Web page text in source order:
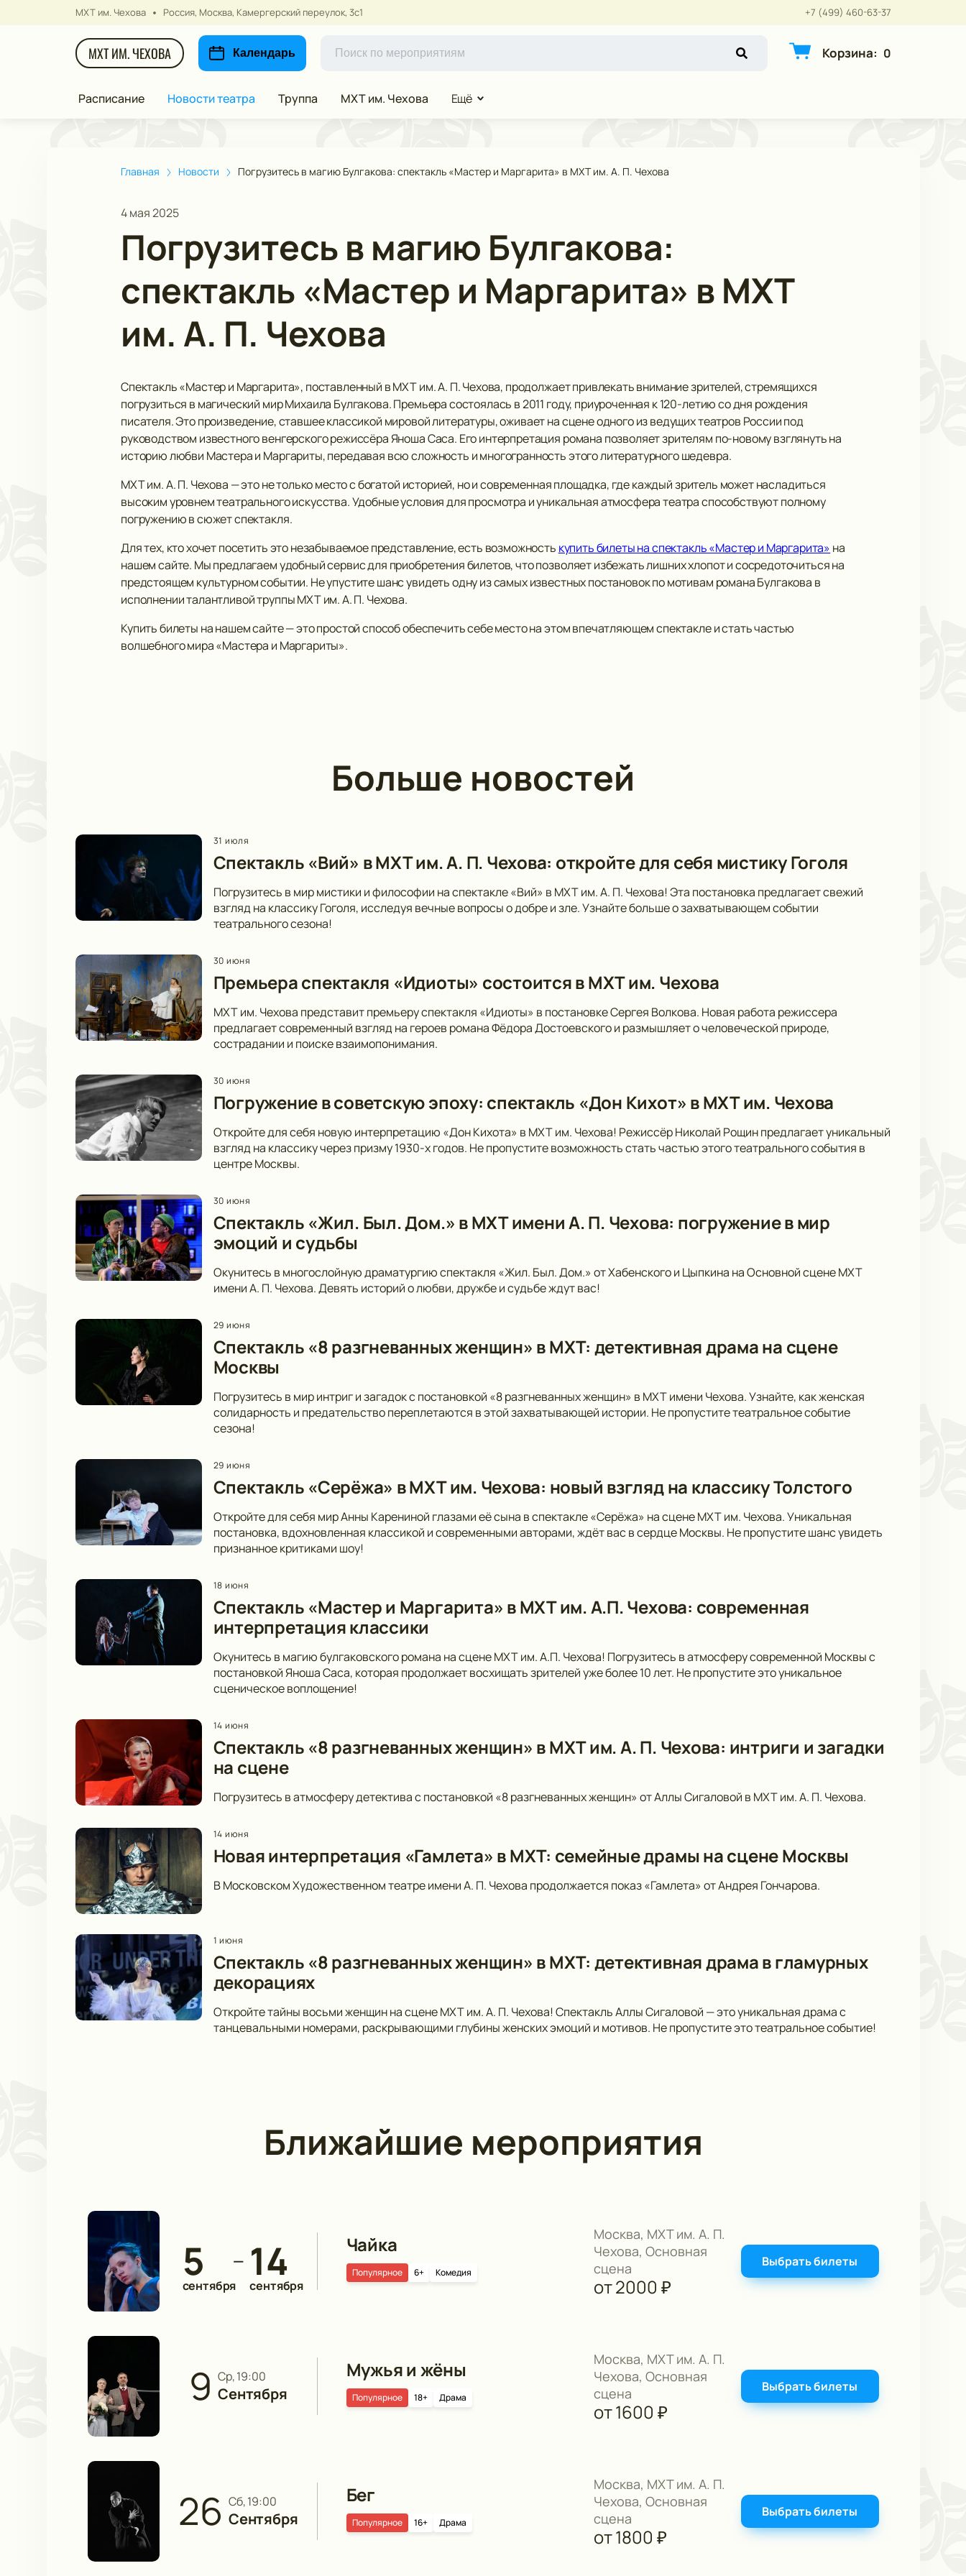
МХТ им. Чехова Россия, Москва, Камергерский переулок, 3с1 +7 (499) 460-63-37
МХТ ИМ. ЧЕХОВА Календарь Корзина: 0
Расписание Новости театра Труппа МХТ им. Чехова Ещё
Главная Новости Погрузитесь в магию Булгакова: спектакль «Мастер и Маргарита» в МХТ им. А. П. Чехова
4 мая 2025
Погрузитесь в магию Булгакова:
спектакль «Мастер и Маргарита» в МХТ
им. А. П. Чехова
Спектакль «Мастер и Маргарита», поставленный в МХТ им. А. П. Чехова, продолжает привлекать внимание зрителей, стремящихся
погрузиться в магический мир Михаила Булгакова. Премьера состоялась в 2011 году, приуроченная к 120-летию со дня рождения
писателя. Это произведение, ставшее классикой мировой литературы, оживает на сцене одного из ведущих театров России под
руководством известного венгерского режиссёра Яноша Саса. Его интерпретация романа позволяет зрителям по-новому взглянуть на
историю любви Мастера и Маргариты, передавая всю сложность и многогранность этого литературного шедевра.
МХТ им. А. П. Чехова — это не только место с богатой историей, но и современная площадка, где каждый зритель может насладиться
высоким уровнем театрального искусства. Удобные условия для просмотра и уникальная атмосфера театра способствуют полному
погружению в сюжет спектакля.
Для тех, кто хочет посетить это незабываемое представление, есть возможность купить билеты на спектакль «Мастер и Маргарита» на
нашем сайте. Мы предлагаем удобный сервис для приобретения билетов, что позволяет избежать лишних хлопот и сосредоточиться на
предстоящем культурном событии. Не упустите шанс увидеть одну из самых известных постановок по мотивам романа Булгакова в
исполнении талантливой труппы МХТ им. А. П. Чехова.
Купить билеты на нашем сайте — это простой способ обеспечить себе место на этом впечатляющем спектакле и стать частью
волшебного мира «Мастера и Маргариты».
Больше новостей
31 июля
Спектакль «Вий» в МХТ им. А. П. Чехова: откройте для себя мистику Гоголя
Погрузитесь в мир мистики и философии на спектакле «Вий» в МХТ им. А. П. Чехова! Эта постановка предлагает свежий
взгляд на классику Гоголя, исследуя вечные вопросы о добре и зле. Узнайте больше о захватывающем событии
театрального сезона!
30 июня
Премьера спектакля «Идиоты» состоится в МХТ им. Чехова
МХТ им. Чехова представит премьеру спектакля «Идиоты» в постановке Сергея Волкова. Новая работа режиссера
предлагает современный взгляд на героев романа Фёдора Достоевского и размышляет о человеческой природе,
сострадании и поиске взаимопонимания.
30 июня
Погружение в советскую эпоху: спектакль «Дон Кихот» в МХТ им. Чехова
Откройте для себя новую интерпретацию «Дон Кихота» в МХТ им. Чехова! Режиссёр Николай Рощин предлагает уникальный
взгляд на классику через призму 1930-х годов. Не пропустите возможность стать частью этого театрального события в
центре Москвы.
30 июня
Спектакль «Жил. Был. Дом.» в МХТ имени А. П. Чехова: погружение в мир
эмоций и судьбы
Окунитесь в многослойную драматургию спектакля «Жил. Был. Дом.» от Хабенского и Цыпкина на Основной сцене МХТ
имени А. П. Чехова. Девять историй о любви, дружбе и судьбе ждут вас!
29 июня
Спектакль «8 разгневанных женщин» в МХТ: детективная драма на сцене
Москвы
Погрузитесь в мир интриг и загадок с постановкой «8 разгневанных женщин» в МХТ имени Чехова. Узнайте, как женская
солидарность и предательство переплетаются в этой захватывающей истории. Не пропустите театральное событие
сезона!
29 июня
Спектакль «Серёжа» в МХТ им. Чехова: новый взгляд на классику Толстого
Откройте для себя мир Анны Карениной глазами её сына в спектакле «Серёжа» на сцене МХТ им. Чехова. Уникальная
постановка, вдохновленная классикой и современными авторами, ждёт вас в сердце Москвы. Не пропустите шанс увидеть
признанное критиками шоу!
18 июня
Спектакль «Мастер и Маргарита» в МХТ им. А.П. Чехова: современная
интерпретация классики
Окунитесь в магию булгаковского романа на сцене МХТ им. А.П. Чехова! Погрузитесь в атмосферу современной Москвы с
постановкой Яноша Саса, которая продолжает восхищать зрителей уже более 10 лет. Не пропустите это уникальное
сценическое воплощение!
14 июня
Спектакль «8 разгневанных женщин» в МХТ им. А. П. Чехова: интриги и загадки
на сцене
Погрузитесь в атмосферу детектива с постановкой «8 разгневанных женщин» от Аллы Сигаловой в МХТ им. А. П. Чехова.
14 июня
Новая интерпретация «Гамлета» в МХТ: семейные драмы на сцене Москвы
В Московском Художественном театре имени А. П. Чехова продолжается показ «Гамлета» от Андрея Гончарова.
1 июня
Спектакль «8 разгневанных женщин» в МХТ: детективная драма в гламурных
декорациях
Откройте тайны восьми женщин на сцене МХТ им. А. П. Чехова! Спектакль Аллы Сигаловой — это уникальная драма с
танцевальными номерами, раскрывающими глубины женских эмоций и мотивов. Не пропустите это театральное событие!
Ближайшие мероприятия
5
сентября
— 14
сентября
Чайка
6+ Комедия
Популярное
Москва, МХТ им. А. П.
Чехова, Основная
сцена
от2000 ₽
Выбрать билеты
9 ср, 19:00
Сентября
Мужья и жёны
18+ Драма
Популярное
Москва, МХТ им. А. П.
Чехова, Основная
сцена
от1600 ₽
Выбрать билеты
26 сб, 19:00
Сентября
Бег
16+ Драма
Популярное
Москва, МХТ им. А. П.
Чехова, Основная
сцена
от1800 ₽
Выбрать билеты